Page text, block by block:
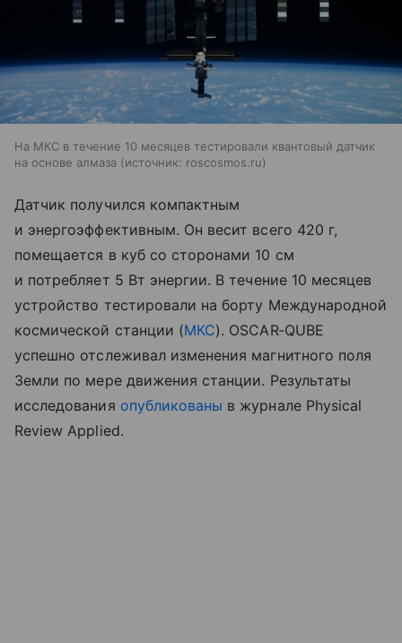
На МКС в течение 10 месяцев тестировали квантовый датчик
на основе алмаза
источник: roscosmos.ru
Датчик получился компактным
и энергоэффективным. Он весит всего 420 г,
помещается в куб со сторонами 10 см
и потребляет 5 Вт энергии. В течение 10 месяцев
устройство тестировали на борту Международной
космической станции (МКС). OSCAR‑QUBE
успешно отслеживал изменения магнитного поля
Земли по мере движения станции. Результаты
исследования опубликованы в журнале Physical
Review Applied.